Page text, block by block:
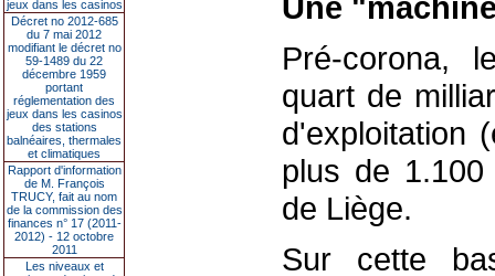
jeux dans les casinos
Décret no 2012-685
du 7 mai 2012
modifiant le décret no
59-1489 du 22
décembre 1959
portant
réglementation des
jeux dans les casinos
des stations
balnéaires, thermales
et climatiques
Rapport d'information
de M. François
TRUCY, fait au nom
de la commission des
finances n° 17 (2011-
2012) - 12 octobre
2011
Les niveaux et
Pré-corona,
quart de
d'exploitation
plus de
de Liège.
Sur cette